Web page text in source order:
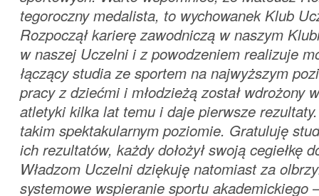
tegoroczny medalista, to wychowanek Klub
Rozpoczął karierę zawodniczą w naszym
w naszej Uczelni i z powodzeniem realizuje
łączący studia ze sportem na najwyższym
pracy z dziećmi i młodzieżą został wdrożony
atletyki kilka lat temu i daje pierwsze
takim spektakularnym poziomie. Gratuluję
ich rezultatów, każdy dołożył swoją cegiełkę
Władzom Uczelni dziękuję natomiast za
systemowe wspieranie sportu akademickiego